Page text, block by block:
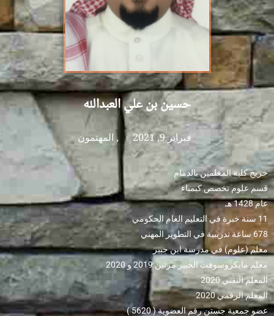
حسين بن علي العبدالله
فبراير 9, 2021 ,المهتمون
خريج كلية المعلمين بالدمام
قسم علوم تخصص كيمياء
عام 1428 هـ
11 سنة خبرة في التعليم العام الحكومي
678 ساعة تدريبية في التطوير المهني
معلم (علوم) في مدرسة ابن جبير
معلم مايكروسوفت الخبير مرتين 2019 و 2020
المعلم التقني 2020
المعلم الرقمي 2020
عضو جمعية جستن رقم العضوية ( 5620 )